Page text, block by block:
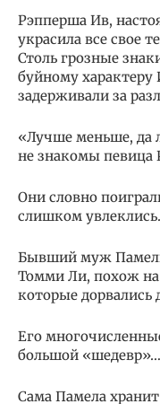
Рэпперша Ив,
украсила все свое
Столь грозные
буйному характеру
задерживали за
«Лучше меньше, да
не знакомы певица
Они словно
слишком
Бывший муж
Томми Ли, похож
которые
Его
большой «шедевр»…
Сама Памела